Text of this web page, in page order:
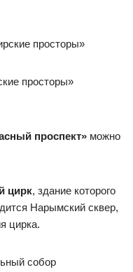
просторы»
проспект» можно
цирк, здание которого
Нарымский сквер,
цирка.
собор